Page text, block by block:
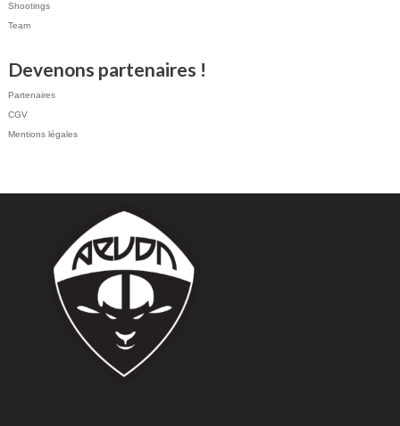
Shootings
Team
Devenons partenaires !
Partenaires
CGV
Mentions légales